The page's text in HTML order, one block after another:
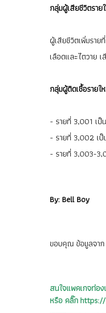
กลุ่มผู้เสียชีวิตรา
ผู้เสียชีวิตเพิ่มรา
เลือดและไตวาย
กลุ่มผู้ติดเชื้อราย
- รายที่ 3,001 เ
- รายที่ 3,002 เป็
- รายที่ 3,003-
By: Bell Boy
ขอบคุณ ข้อมูลจาก
สนใจแพคเกจท่อ
หรือ คลิ๊ก